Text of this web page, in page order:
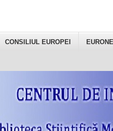
CONSILIUL EUROPEI